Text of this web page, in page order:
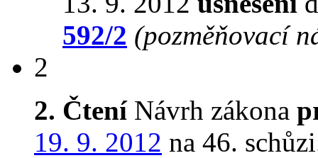
592/2 (pozměňovací
2
2. ČteníNávrh zákona
19. 9. 2012 na 46.